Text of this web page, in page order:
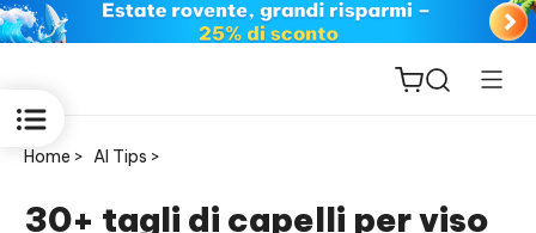
Home > AI Tips >
30+ tagli di capelli per viso